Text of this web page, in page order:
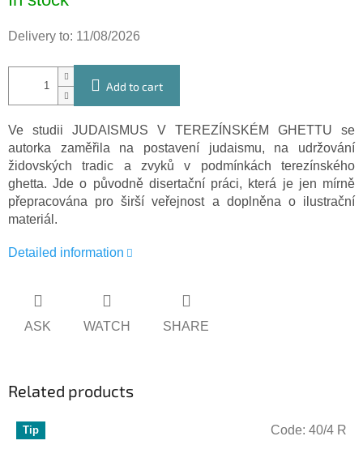
price:
Delivery to: 11/08/2026
Add to cart
Ve studii JUDAISMUS V TEREZÍNSKÉM GHETTU se
autorka zaměřila na postavení judaismu, na udržování
židovských tradic a zvyků v podmínkách terezínského
ghetta. Jde o původně disertační práci, která je jen mírně
přepracována pro širší veřejnost a doplněna o ilustrační
materiál.
Detailed information
ASK WATCH SHARE
Related products
Tip Code: 40/4 R